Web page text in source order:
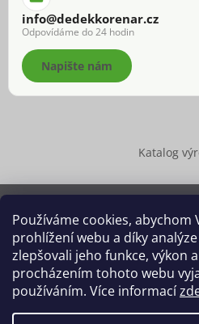
Používáme cookies,
prohlížení webu a díky
zlepšovali jeho funkce, výkon
procházením tohoto webu
používáním. Více informací
info@dedekkorenar.cz
Odpovídáme do 24 hodin
Napište nám
Katalog
Copyright 2026 Dědek kořenář®
Upravit
Grafický návrh vytvořil a na Shoptet